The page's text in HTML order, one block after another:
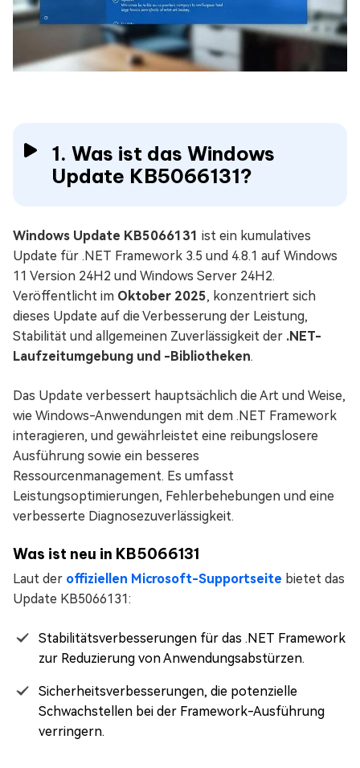
1. Was ist das Windows
Update KB5066131?
Windows Update KB5066131 ist ein kumulatives
Update für .NET Framework 3.5 und 4.8.1 auf Windows
11 Version 24H2 und Windows Server 24H2.
Veröffentlicht im Oktober 2025, konzentriert sich
dieses Update auf die Verbesserung der Leistung,
Stabilität und allgemeinen Zuverlässigkeit der .NET-
Laufzeitumgebung und -Bibliotheken.
Das Update verbessert hauptsächlich die Art und Weise,
wie Windows-Anwendungen mit dem .NET Framework
interagieren, und gewährleistet eine reibungslosere
Ausführung sowie ein besseres
Ressourcenmanagement. Es umfasst
Leistungsoptimierungen, Fehlerbehebungen und eine
verbesserte Diagnosezuverlässigkeit.
Was ist neu in KB5066131
Laut der offiziellen Microsoft-Supportseite bietet das
Update KB5066131:
Stabilitätsverbesserungen für das .NET Framework
zur Reduzierung von Anwendungsabstürzen.
Sicherheitsverbesserungen, die potenzielle
Schwachstellen bei der Framework-Ausführung
verringern.